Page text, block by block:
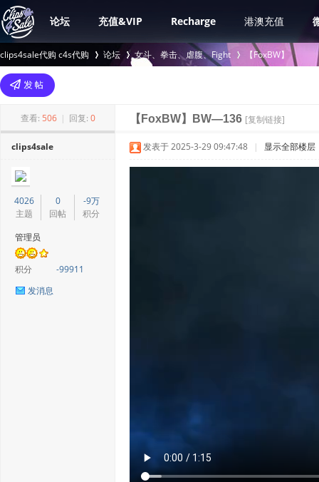
论坛 充值&VIP Recharge 港澳充值
clips4sale代购 c4s代购
>
论坛 女斗、拳击、虐腹、Fight
›
【FoxBW】
查看: 506 | 回复: 0 【FoxBW】BW—136 [复制链接]
clips4sale
4026
主题
0
回帖
-9万
积分
管理员
积分
-99911
发消息
发表于 2025-3-29 09:47:48 | 显示全部楼层